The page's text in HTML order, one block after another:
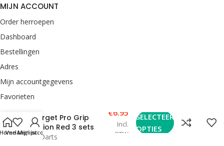
MIJN ACCOUNT
Order herroepen
Dashboard
Bestellingen
Adres
Mijn accountgegevens
Favorieten
CONTACT
van Rooij Darts
Target Pro Grip
Vision Red 3 sets
€6.95
Incl.
BTW
SELECTEER
OPTIES
Verlanglijst
Mijn account